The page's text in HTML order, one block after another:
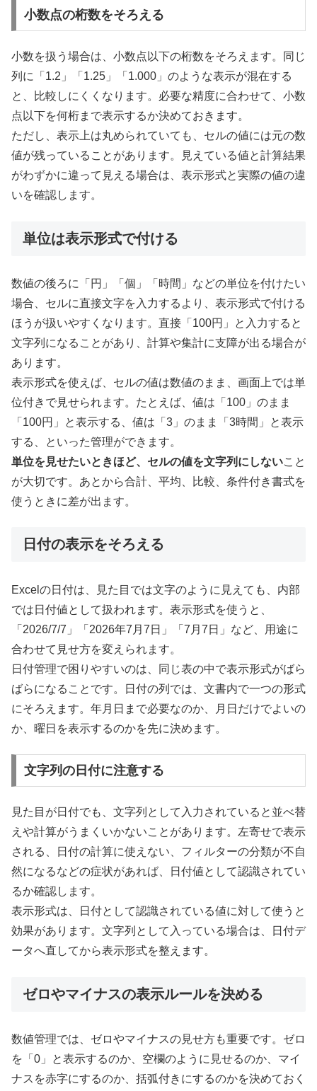
小数点の桁数をそろえる
小数を扱う場合は、小数点以下の桁数をそろえます。同じ
列に「1.2」「1.25」「1.000」のような表示が混在する
と、比較しにくくなります。必要な精度に合わせて、小数
点以下を何桁まで表示するか決めておきます。
ただし、表示上は丸められていても、セルの値には元の数
値が残っていることがあります。見えている値と計算結果
がわずかに違って見える場合は、表示形式と実際の値の違
いを確認します。
単位は表示形式で付ける
数値の後ろに「円」「個」「時間」などの単位を付けたい
場合、セルに直接文字を入力するより、表示形式で付ける
ほうが扱いやすくなります。直接「100円」と入力すると
文字列になることがあり、計算や集計に支障が出る場合が
あります。
表示形式を使えば、セルの値は数値のまま、画面上では単
位付きで見せられます。たとえば、値は「100」のまま
「100円」と表示する、値は「3」のまま「3時間」と表示
する、といった管理ができます。
単位を見せたいときほど、セルの値を文字列にしないこと
が大切です。あとから合計、平均、比較、条件付き書式を
使うときに差が出ます。
日付の表示をそろえる
Excelの日付は、見た目では文字のように見えても、内部
では日付値として扱われます。表示形式を使うと、
「2026/7/7」「2026年7月7日」「7月7日」など、用途に
合わせて見せ方を変えられます。
日付管理で困りやすいのは、同じ表の中で表示形式がばら
ばらになることです。日付の列では、文書内で一つの形式
にそろえます。年月日まで必要なのか、月日だけでよいの
か、曜日を表示するのかを先に決めます。
文字列の日付に注意する
見た目が日付でも、文字列として入力されていると並べ替
えや計算がうまくいかないことがあります。左寄せで表示
される、日付の計算に使えない、フィルターの分類が不自
然になるなどの症状があれば、日付値として認識されてい
るか確認します。
表示形式は、日付として認識されている値に対して使うと
効果があります。文字列として入っている場合は、日付デ
ータへ直してから表示形式を整えます。
ゼロやマイナスの表示ルールを決める
数値管理では、ゼロやマイナスの見せ方も重要です。ゼロ
を「0」と表示するのか、空欄のように見せるのか、マイ
ナスを赤字にするのか、括弧付きにするのかを決めておく